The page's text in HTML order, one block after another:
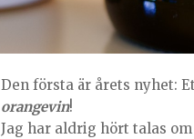
Den första är årets nyhet:
orangevin!
Jag har aldrig hört talas